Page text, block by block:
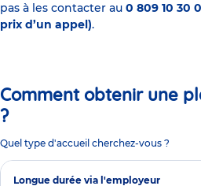
pas à les contacter au 0 809 10 30
prix d’un appel).
Comment obtenir une
?
Quel type d'accueil cherchez-vous ?
Longue durée via l'employeur